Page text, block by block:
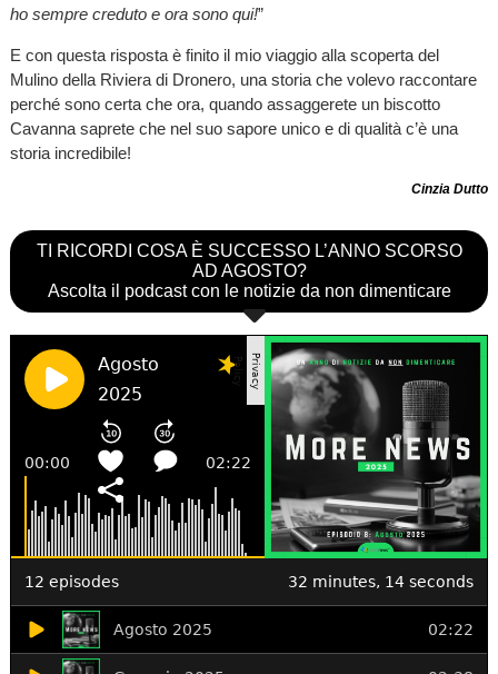
ho sempre creduto e ora sono qui!”
E con questa risposta è finito il mio viaggio alla scoperta del
Mulino della Riviera di Dronero, una storia che volevo raccontare
perché sono certa che ora, quando assaggerete un biscotto
Cavanna saprete che nel suo sapore unico e di qualità c’è una
storia incredibile!
Cinzia Dutto
TI RICORDI COSA È SUCCESSO L’ANNO SCORSO
AD AGOSTO?
Ascolta il podcast con le notizie da non dimenticare